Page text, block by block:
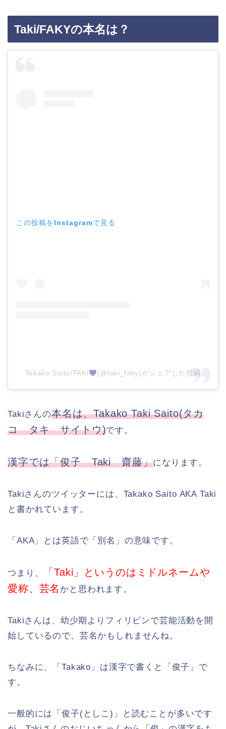
Taki/FAKYの本名は？
この投稿をInstagramで見る
Takako Saito/TAKI (@taki_faky)がシェアした投稿
Takiさんの本名は、Takako Taki Saito(タカ
コ タキ サイトウ)です。
漢字では「俊子 Taki 齋藤」になります。
Takiさんのツイッターには、Takako Saito AKA Taki
と書かれています。
「AKA」とは英語で「別名」の意味です。
つまり、
「Taki」というのはミドルネームや
愛称、芸名 かと思われます。
Takiさんは、幼少期よりフィリピンで芸能活動を開
始しているので、芸名かもしれませんね。
ちなみに、「Takako」は漢字で書くと「俊子」で
す。
一般的には「俊子(としこ)」と読むことが多いです